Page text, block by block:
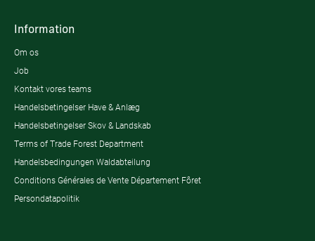
Information
Om os
Job
Kontakt vores teams
Handelsbetingelser Have & Anlæg
Handelsbetingelser Skov & Landskab
Terms of Trade Forest Department
Handelsbedingungen Waldabteilung
Conditions Générales de Vente Département Fôret
Persondatapolitik